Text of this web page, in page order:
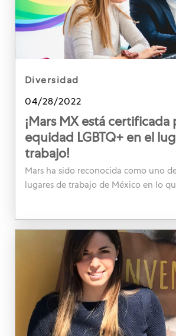
category
diversidad
Posted date
04/28/2022
¡Mars MX está certificada
equidad LGBTQ+ en el
trabajo!
Mars ha sido reconocida como uno
lugares de trabajo de México en lo